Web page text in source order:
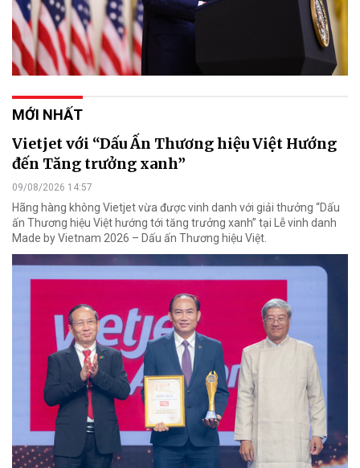
MỚI NHẤT
Vietjet với “Dấu Ấn Thương hiệu Việt Hướng
đến Tăng trưởng xanh”
09/08/2026 14:57
Hãng hàng không Vietjet vừa được vinh danh với giải thưởng “Dấu
ấn Thương hiệu Việt hướng tới tăng trưởng xanh” tại Lễ vinh danh
Made by Vietnam 2026 – Dấu ấn Thương hiệu Việt.